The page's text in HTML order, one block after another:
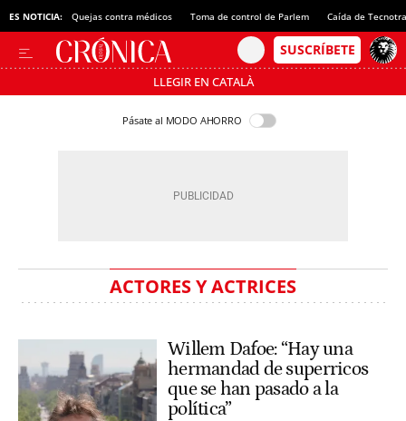
ES NOTICIA: Quejas contra médicos Toma de control de Parlem Caída de
LLEGIR EN CATALÀ
Pásate al MODO AHORRO
ACTORES Y ACTRICES
Willem Dafoe: “Hay una
hermandad de superricos
que se han pasado a la
política”